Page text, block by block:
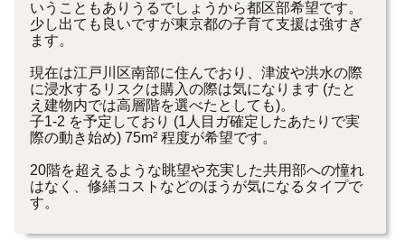
いうこともありうるでしょうから都区部希望です。
少し出ても良いですが東京都の子育て支援は強すぎ
ます。
現在は江戸川区南部に住んでおり、津波や洪水の際
に浸水するリスクは購入の際は気になります (たと
え建物内では高層階を選べたとしても)。
子1-2 を予定しており (1人目ガ確定したあたりで実
際の動き始め) 75m² 程度が希望です。
20階を超えるような眺望や充実した共用部への憧れ
はなく、修繕コストなどのほうが気になるタイプで
す。